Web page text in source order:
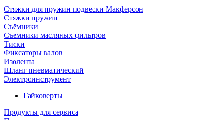
Стяжки для пружин подвески Макферсон
Стяжки пружин
Съёмники
Съемники масляных фильтров
Тиски
Фиксаторы валов
Изолента
Шланг пневматический
Электроинструмент
Гайковерты
Продукты для сервиса